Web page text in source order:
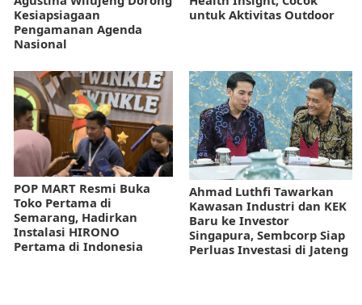
Kesiapsiagaan
Pengamanan Agenda
Nasional
untuk Aktivitas Outdoor
POP MART Resmi Buka
Toko Pertama di
Semarang, Hadirkan
Instalasi HIRONO
Pertama di Indonesia
Ahmad Luthfi Tawarkan
Kawasan Industri dan KEK
Baru ke Investor
Singapura, Sembcorp Siap
Perluas Investasi di Jateng